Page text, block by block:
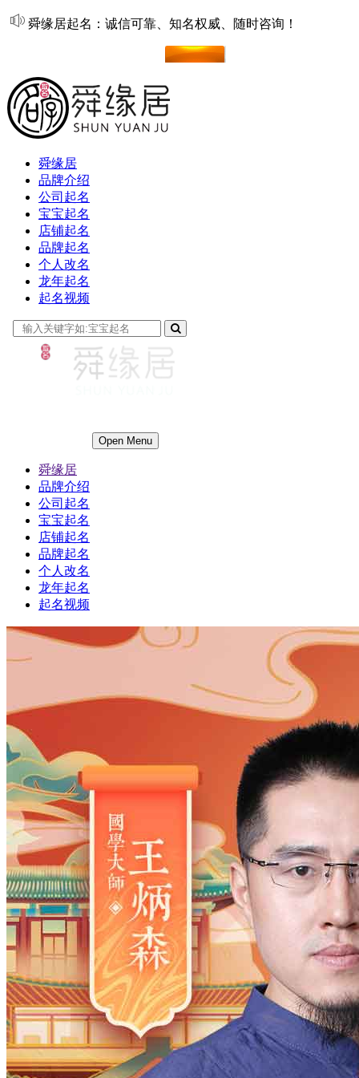
舜缘居起名：诚信可靠、知名权威、随时咨询！
舜缘居
品牌介绍
公司起名
宝宝起名
店铺起名
品牌起名
个人改名
龙年起名
起名视频
Open Menu
舜缘居
品牌介绍
公司起名
宝宝起名
店铺起名
品牌起名
个人改名
龙年起名
起名视频